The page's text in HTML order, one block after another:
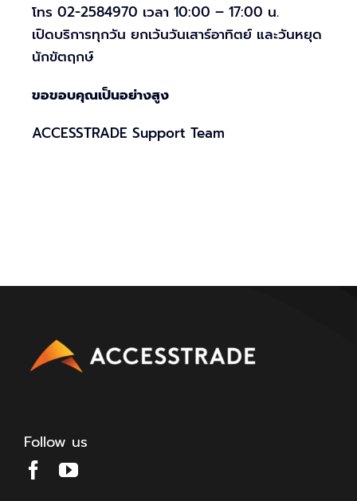
โทร 02-2584970 เวลา 10:00 – 17:00 น.
เปิดบริการทุกวัน ยกเว้นวันเสาร์อาทิตย์ และวันหยุด
นักขัตฤกษ์
ขอขอบคุณเป็นอย่างสูง
ACCESSTRADE Support Team
Follow us